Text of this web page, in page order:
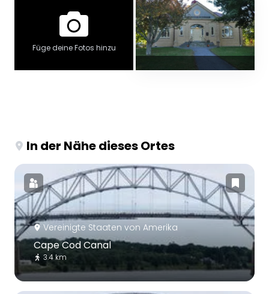
Füge deine Fotos hinzu
In der Nähe dieses Ortes
Vereinigte Staaten von Amerika
Cape Cod Canal
3.4 km